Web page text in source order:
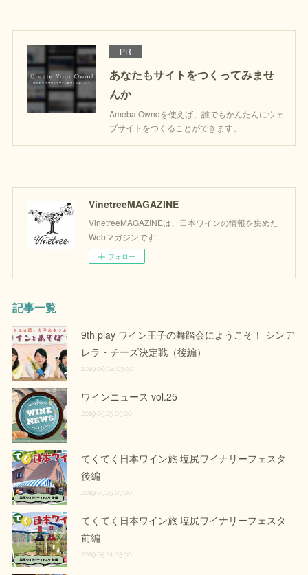
PR
あなたもサイトをつくってみませ
んか
Ameba Owndを使えば、誰でもかんたんにウェ
ブサイトをつくることができます。
VinetreeMAGAZINE
VinetreeMAGAZINEは、日本ワインの情報を集めた
Webマガジンです
フォロー
記事一覧
9th play ワイン王子の舞踏会にようこそ！ シンデ
レラ・チーズ決定戦（後編）
2019.06.04 03:00
ワインニュース vol.25
2019.05.25 03:00
てくてく日本ワイン旅 塩尻ワイナリーフェスタ
後編
2019.05.25 03:00
てくてく日本ワイン旅 塩尻ワイナリーフェスタ
前編
2019.05.24 03:00